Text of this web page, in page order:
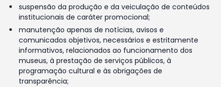
suspensão da produção e da veiculação de conteúdos
institucionais de caráter promocional;
manutenção apenas de notícias, avisos e
comunicados objetivos, necessários e estritamente
informativos, relacionados ao funcionamento dos
museus, à prestação de serviços públicos, à
programação cultural e às obrigações de
transparência;